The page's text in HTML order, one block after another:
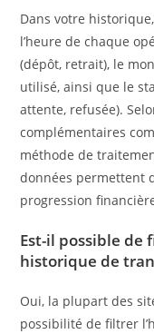
Dans votre
l’heure de chaque
(dépôt, retrait), le
utilisé, ainsi que le
attente, refusée).
complémentaires
méthode de
données permettent
progression
Est-il possible de
historique de
Oui, la plupart des
possibilité de filtrer